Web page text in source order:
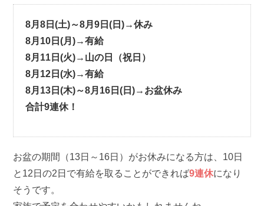
8月8日(土)～8月9日(日)→休み
8月10日(月)→有給
8月11日(火)→山の日（祝日）
8月12日(水)→有給
8月13日(木)～8月16日(日)→お盆休み
合計9連休！
お盆の期間（13日～16日）がお休みになる方は、10日
と12日の2日で有給を取ることができれば9連休になり
そうです。